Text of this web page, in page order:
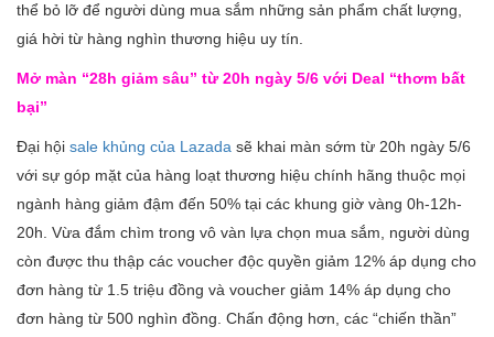
thể bỏ lỡ để người dùng mua sắm những sản phẩm chất lượng,
giá hời từ hàng nghìn thương hiệu uy tín.
Mở màn “28h giảm sâu” từ 20h ngày 5/6 với Deal “thơm bất
bại”
Đại hội sale khủng của Lazada sẽ khai màn sớm từ 20h ngày 5/6
với sự góp mặt của hàng loạt thương hiệu chính hãng thuộc mọi
ngành hàng giảm đậm đến 50% tại các khung giờ vàng 0h-12h-
20h. Vừa đắm chìm trong vô vàn lựa chọn mua sắm, người dùng
còn được thu thập các voucher độc quyền giảm 12% áp dụng cho
đơn hàng từ 1.5 triệu đồng và voucher giảm 14% áp dụng cho
đơn hàng từ 500 nghìn đồng. Chấn động hơn, các “chiến thần”